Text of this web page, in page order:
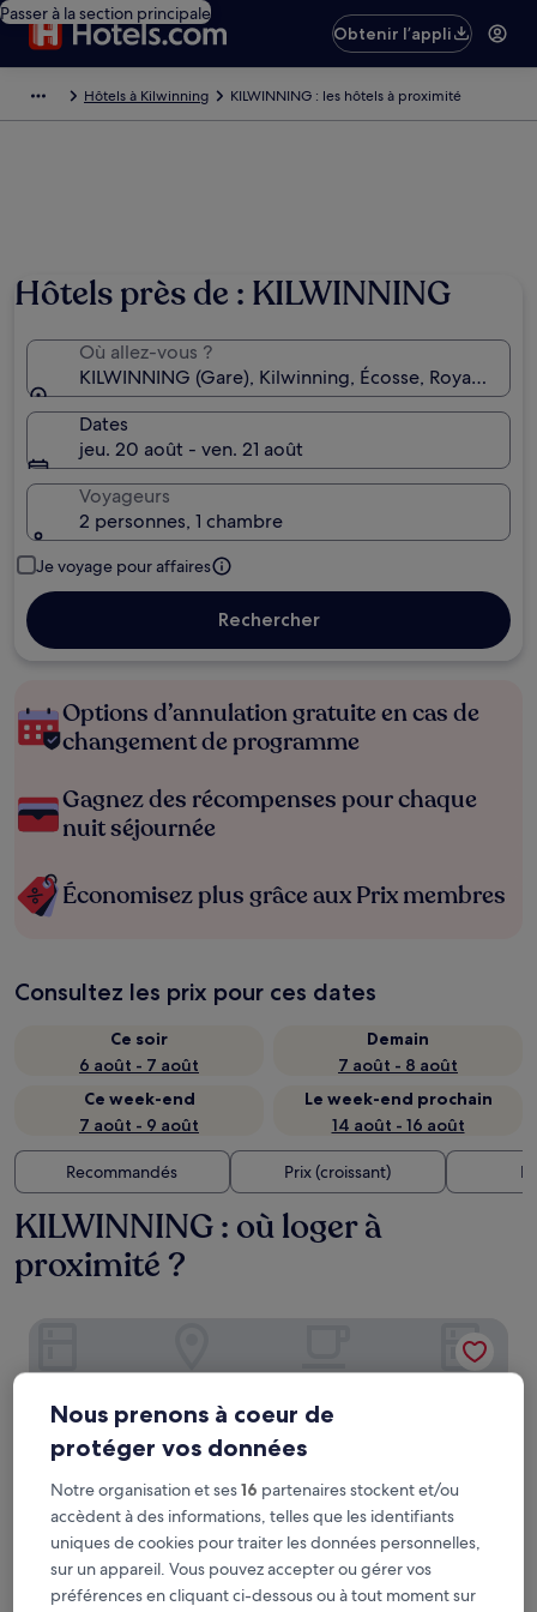
Passer à la section principale
Obtenir l’appli
Hôtels à Kilwinning KILWINNING : les hôtels à proximité
Hôtels près de : KILWINNING
Où allez-vous ?
KILWINNING (Gare), Kilwinning, Écosse, Royaume-
Dates
jeu. 20 août - ven. 21 août
Voyageurs
2 personnes, 1 chambre
Je voyage pour affaires
Rechercher
Options d’annulation gratuite en cas de
changement de programme
Gagnez des récompenses pour chaque
nuit séjournée
Économisez plus grâce aux Prix membres
Consultez les prix pour ces dates
Ce soir
6 août - 7 août
Demain
7 août - 8 août
Ce week-end
7 août - 9 août
Le week-end prochain
14 août - 16 août
Recommandés Prix (croissant)
KILWINNING : où loger à
proximité ?
Nous prenons à coeur de
protéger vos données
Notre organisation et ses16 partenaires stockent et/ou
accèdent à des informations, telles que les identifiants
uniques de cookies pour traiter les données personnelles,
sur un appareil. Vous pouvez accepter ou gérer vos
préférences en cliquant ci-dessous ou à tout moment sur